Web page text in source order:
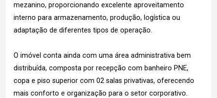
mezanino, proporcionando excelente aproveitamento
interno para armazenamento, produção, logística ou
adaptação de diferentes tipos de operação.
O imóvel conta ainda com uma área administrativa bem
distribuída, composta por recepção com banheiro PNE,
copa e piso superior com 02 salas privativas, oferecendo
mais conforto e organização para o setor corporativo.